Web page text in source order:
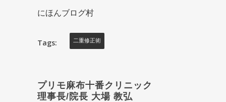
にほんブログ村
Tags: 二重修正術
プリモ麻布十番クリニック
理事長/院長 大場 教弘